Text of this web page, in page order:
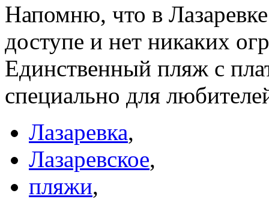
Напомню, что в
доступе и нет никаких
Единственный пляж с
специально для
Лазаревка,
Лазаревское,
пляжи,